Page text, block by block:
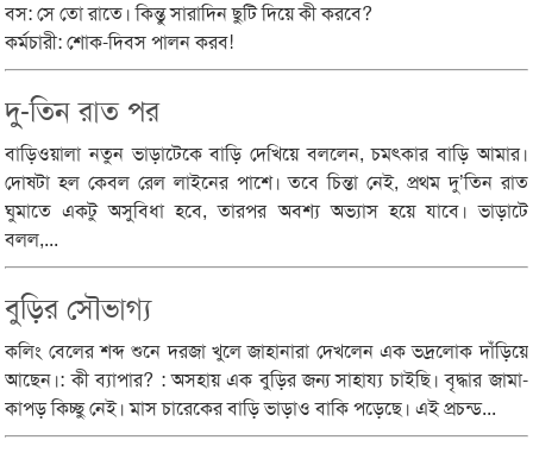
বস: সে তো রাতে। কিন্তু সারাদিন ছুটি দিয়ে কী করবে?
কর্মচারী: শোক-দিবস পালন করব!
দু-তিন রাত পর
বাড়িওয়ালা নতুন ভাড়াটেকে বাড়ি দেখিয়ে বললেন, চমৎকার বাড়ি আমার।
দোষটা হল কেবল রেল লাইনের পাশে। তবে চিন্তা নেই, প্রথম দু’তিন রাত
ঘুমাতে একটু অসুবিধা হবে, তারপর অবশ্য অভ্যাস হয়ে যাবে। ভাড়াটে
বলল,...
বুড়ির সৌভাগ্য
কলিং বেলের শব্দ শুনে দরজা খুলে জাহানারা দেখলেন এক ভদ্রলোক দাঁড়িয়ে
আছেন।: কী ব্যাপার? : অসহায় এক বুড়ির জন্য সাহায্য চাইছি। বৃদ্ধার জামা-
কাপড় কিচ্ছু নেই। মাস চারেকের বাড়ি ভাড়াও বাকি পড়েছে। এই প্রচন্ড...